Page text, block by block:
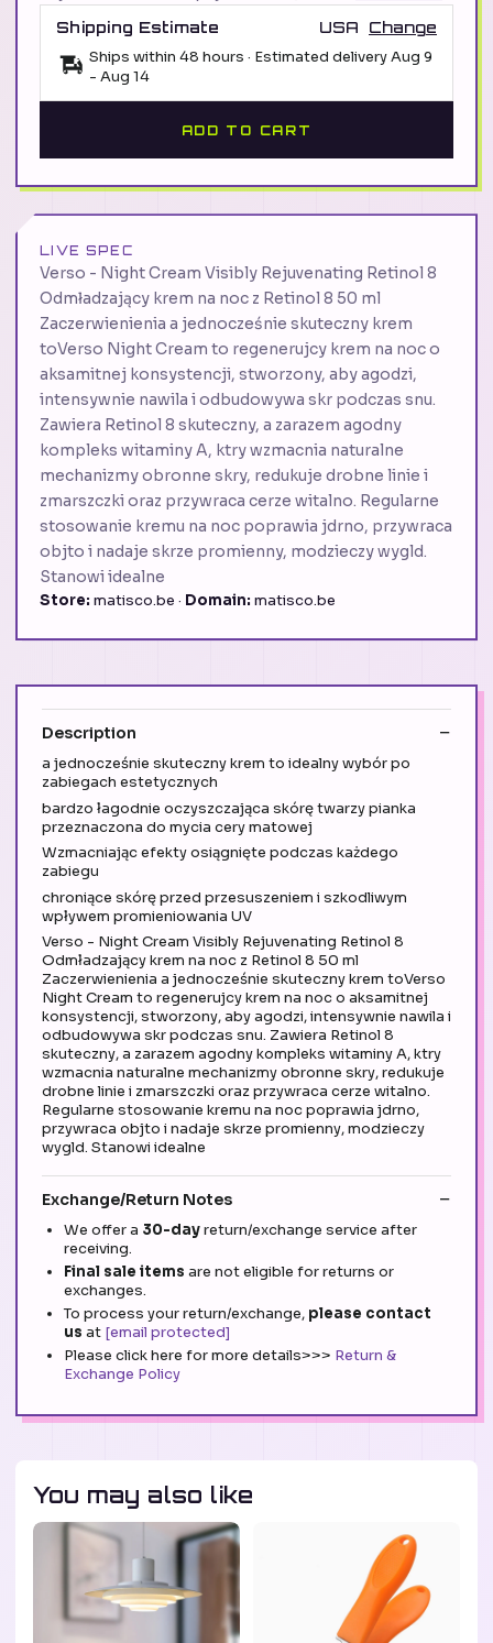
Shipping Estimate
USA
Change
Ships within 48 hours · Estimated deliveryAug 9
- Aug 14
ADD TO CART
LIVE SPEC
Verso - Night Cream Visibly Rejuvenating Retinol 8
Odmładzający krem na noc z Retinol 8 50 ml
Zaczerwienienia a jednocześnie skuteczny krem
toVerso Night Cream to regenerujcy krem na noc o
aksamitnej konsystencji, stworzony, aby agodzi,
intensywnie nawila i odbudowywa skr podczas snu.
Zawiera Retinol 8 skuteczny, a zarazem agodny
kompleks witaminy A, ktry wzmacnia naturalne
mechanizmy obronne skry, redukuje drobne linie i
zmarszczki oraz przywraca cerze witalno. Regularne
stosowanie kremu na noc poprawia jdrno, przywraca
objto i nadaje skrze promienny, modzieczy wygld.
Stanowi idealne
Store: matisco.be · Domain: matisco.be
Description
a jednocześnie skuteczny krem to idealny wybór po
zabiegach estetycznych
bardzo łagodnie oczyszczająca skórę twarzy pianka
przeznaczona do mycia cery matowej
Wzmacniając efekty osiągnięte podczas każdego
zabiegu
chroniące skórę przed przesuszeniem i szkodliwym
wpływem promieniowania UV
Verso - Night Cream Visibly Rejuvenating Retinol 8
Odmładzający krem na noc z Retinol 8 50 ml
Zaczerwienienia a jednocześnie skuteczny krem toVerso
Night Cream to regenerujcy krem na noc o aksamitnej
konsystencji, stworzony, aby agodzi, intensywnie nawila i
odbudowywa skr podczas snu. Zawiera Retinol 8
skuteczny, a zarazem agodny kompleks witaminy A, ktry
wzmacnia naturalne mechanizmy obronne skry, redukuje
drobne linie i zmarszczki oraz przywraca cerze witalno.
Regularne stosowanie kremu na noc poprawia jdrno,
przywraca objto i nadaje skrze promienny, modzieczy
wygld. Stanowi idealne
Exchange/Return Notes
We offer a 30-dayreturn/exchange service after
receiving.
Final sale items are not eligible for returns or
exchanges.
To process your return/exchange, please contact
us at [email protected]
Please click here for more details>>> Return &
Exchange Policy
You may also like